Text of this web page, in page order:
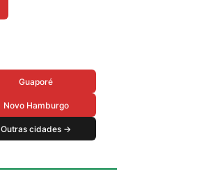
Guaporé
Novo Hamburgo
Outras cidades →